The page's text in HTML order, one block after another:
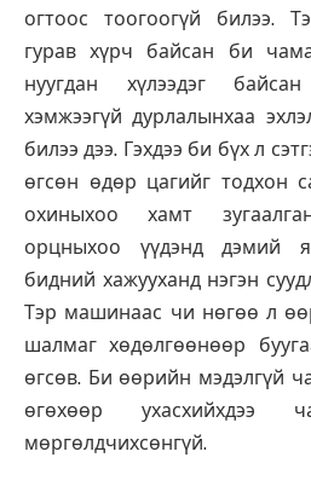
огтоос тоогоогүй билээ.
гурав хүрч байсан би
нуугдан хүлээдэг
хэмжээгүй дурлалынхаа
билээ дээ. Гэхдээ би бүх л
өгсөн өдөр цагийг тодхон
охиныхоо хамт
орцныхоо үүдэнд дэмий
бидний хажууханд нэгэн
Тэр машинаас чи нөгөө л
шалмаг хөдөлгөөнөөр
өгсөв. Би өөрийн мэдэлгүй
өгөхөөр ухасхийхдээ
мөргөлдчихсөнгүй.